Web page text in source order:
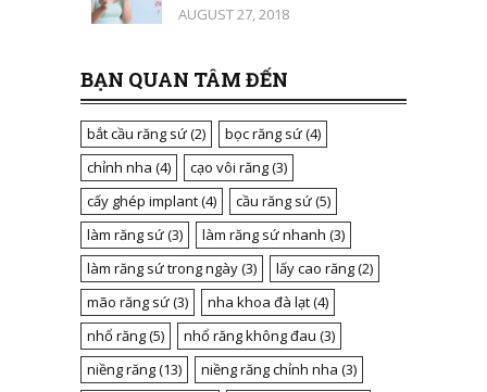
AUGUST 27, 2018
BẠN QUAN TÂM ĐẾN
bắt cầu răng sứ(2) bọc răng sứ(4)
chỉnh nha (4) cạo vôi răng(3)
cấy ghép implant(4) cầu răng sứ(5)
làm răng sứ(3) làm răng sứ nhanh (3)
làm răng sứ trong ngày(3) lấy cao răng(2)
mão răng sứ(3) nha khoa đà lạt(4)
nhổ răng(5) nhổ răng không đau (3)
niềng răng(13) niềng răng chỉnh nha (3)